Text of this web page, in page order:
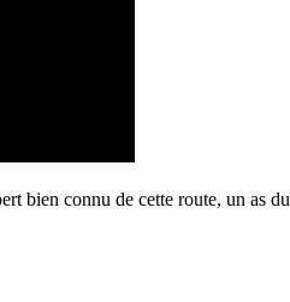
bien connu de cette route, un as du